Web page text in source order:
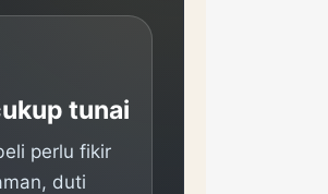
tunai
perlu fikir
duti